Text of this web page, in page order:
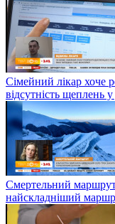
Сімейний лікар хоче
відсутність щеплень
Смертельний
найскладніший